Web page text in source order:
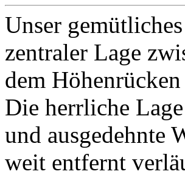
Unser
zentraler Lage
dem
Die herrliche
und ausgedehnte
weit entfernt